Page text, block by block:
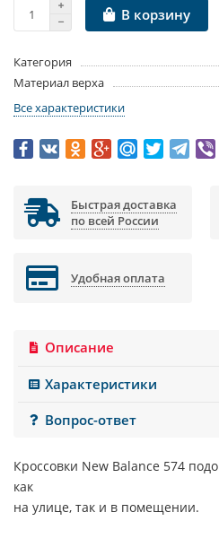
В корзину
Категория
Материал верха
Все характеристики
Быстрая доставка
по всей России
Удобная оплата
Описание
Характеристики
Вопрос-ответ
Кроссовки New Balance 574
как
на улице, так и в помещении.